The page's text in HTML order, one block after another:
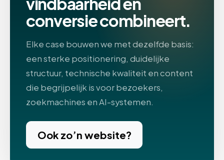
conversie combineert.
Elke case bouwen we met dezelfde basis:
een sterke positionering, duidelijke
structuur, technische kwaliteit en content
die begrijpelijk is voor bezoekers,
zoekmachines en AI-systemen.
Ook zo’n website?